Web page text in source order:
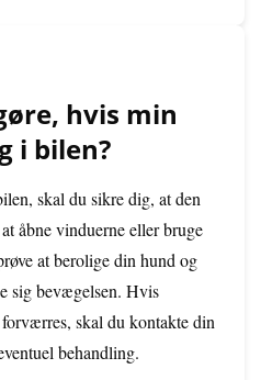
hvis min
i bilen?
skal du sikre dig, at den
åbne vinduerne eller bruge
at berolige din hund og
sig bevægelsen. Hvis
skal du kontakte din
behandling.